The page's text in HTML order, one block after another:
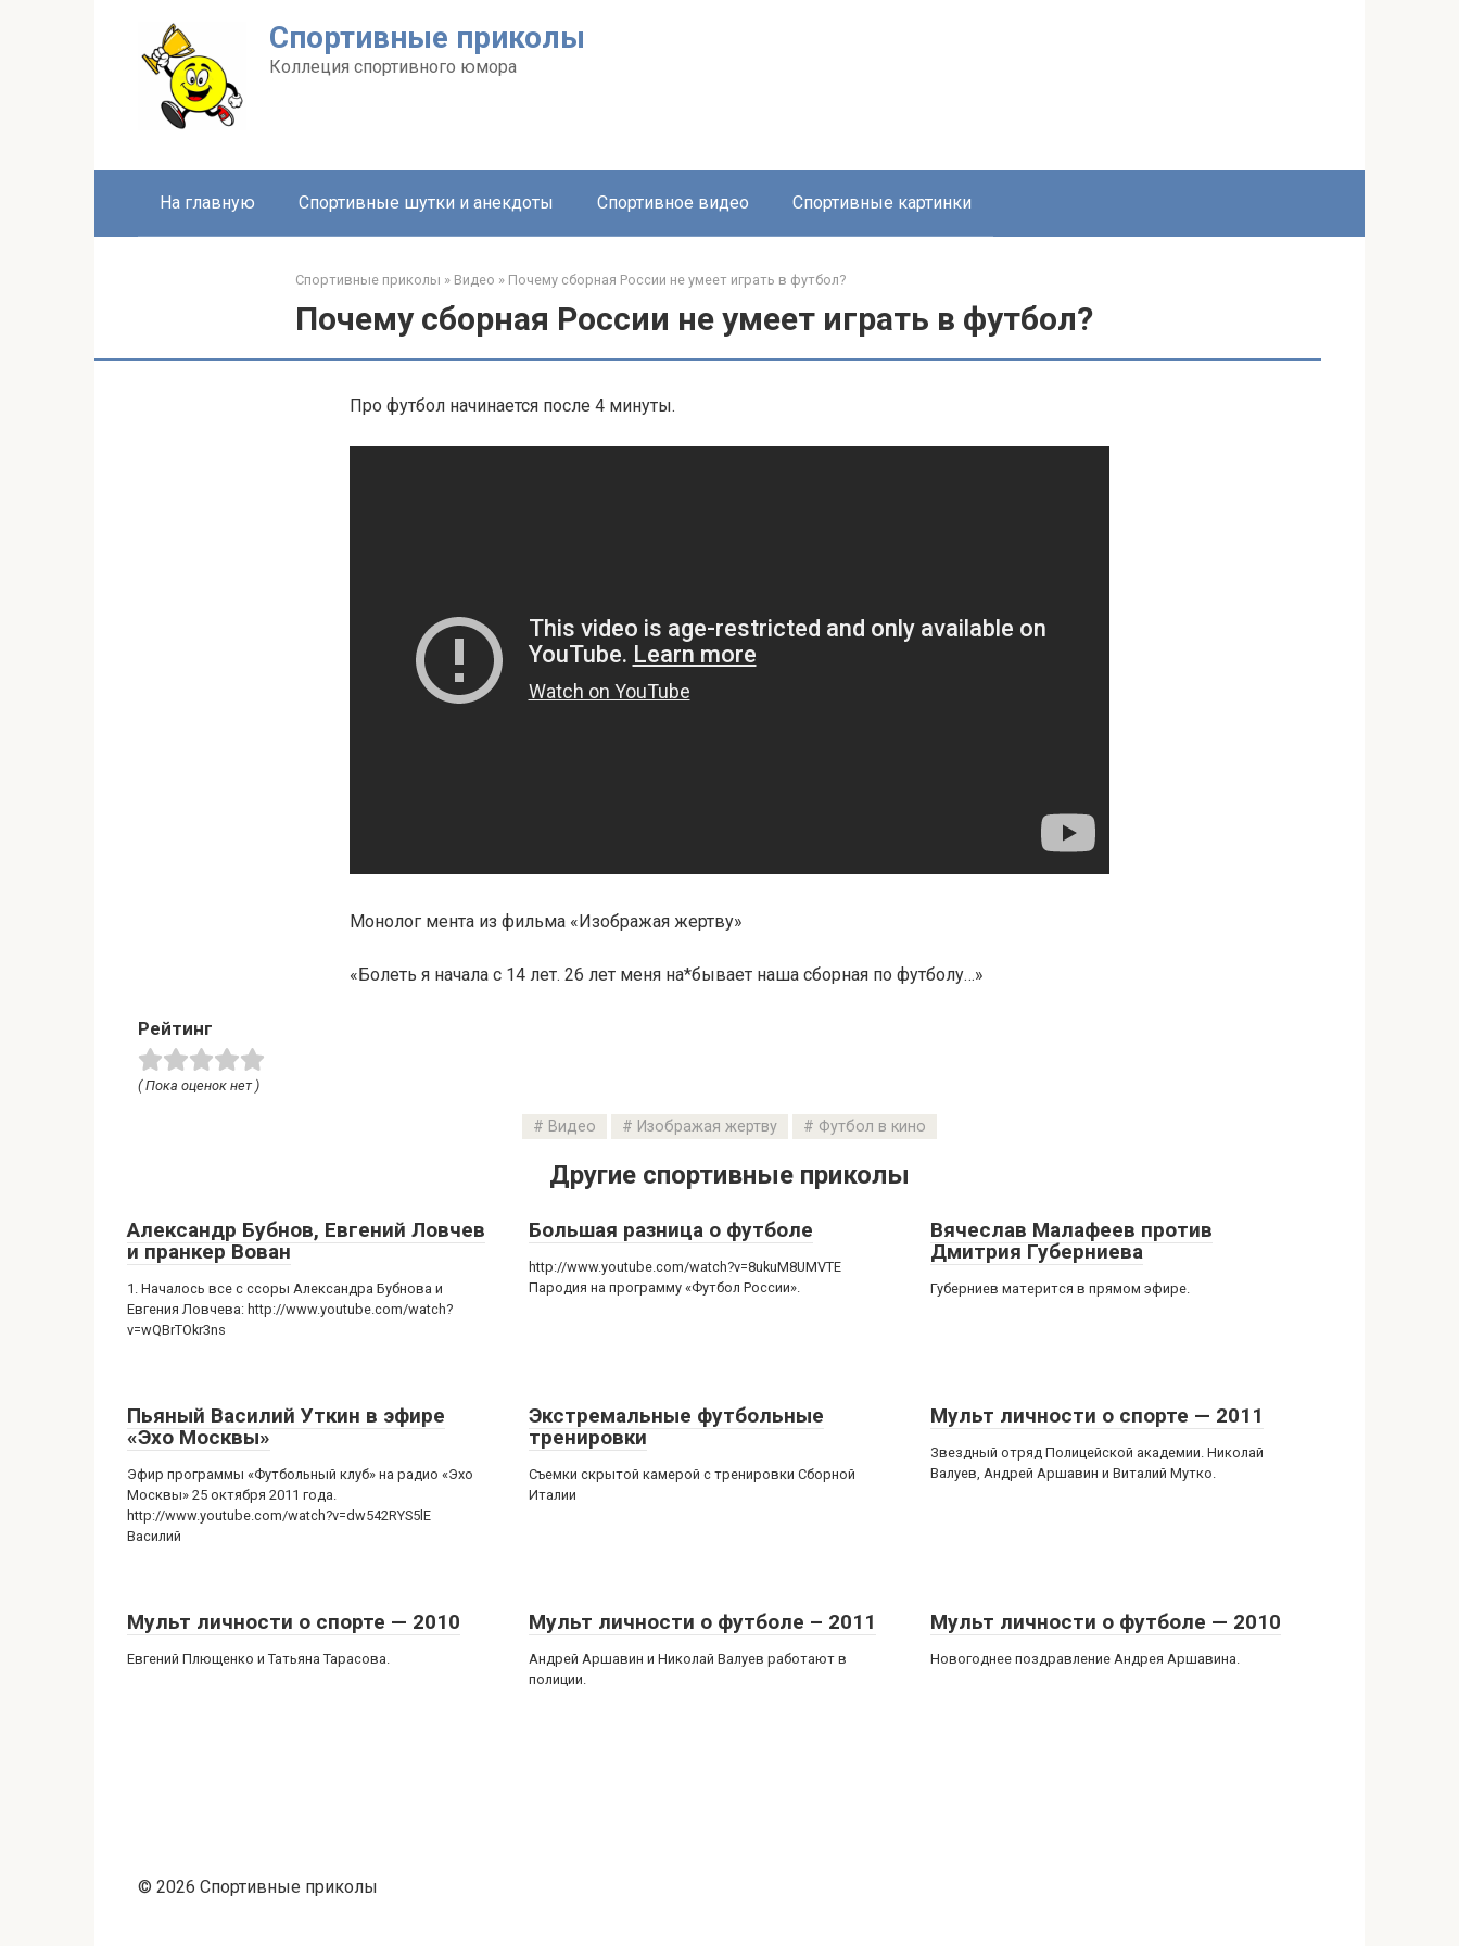
Спортивные приколы
Коллеция спортивного юмора
На главную Спортивные шутки и анекдоты Спортивное видео Спортивные картинки
Спортивные приколы » Видео » Почему сборная России не умеет играть в футбол?
Почему сборная России не умеет играть в футбол?
Про футбол начинается после 4 минуты.
Монолог мента из фильма «Изображая жертву»
«Болеть я начала с 14 лет. 26 лет меня на*бывает наша сборная по футболу…»
Рейтинг
( Пока оценок нет )
Видео Изображая жертву Футбол в кино
Другие спортивные приколы
Александр Бубнов, Евгений Ловчев
и пранкер Вован
1. Началось все с ссоры Александра Бубнова и
Евгения Ловчева: http://www.youtube.com/watch?
v=wQBrTOkr3ns
Большая разница о футболе
http://www.youtube.com/watch?v=8ukuM8UMVTE
Пародия на программу «Футбол России».
Вячеслав Малафеев против
Дмитрия Губерниева
Губерниев матерится в прямом эфире.
Пьяный Василий Уткин в эфире
«Эхо Москвы»
Эфир программы «Футбольный клуб» на радио «Эхо
Москвы» 25 октября 2011 года.
http://www.youtube.com/watch?v=dw542RYS5lE
Василий
Экстремальные футбольные
тренировки
Съемки скрытой камерой с тренировки Сборной
Италии
Мульт личности о спорте — 2011
Звездный отряд Полицейской академии. Николай
Валуев, Андрей Аршавин и Виталий Мутко.
Мульт личности о спорте — 2010
Евгений Плющенко и Татьяна Тарасова.
Мульт личности о футболе – 2011
Андрей Аршавин и Николай Валуев работают в
полиции.
Мульт личности о футболе — 2010
Новогоднее поздравление Андрея Аршавина.
© 2026 Спортивные приколы